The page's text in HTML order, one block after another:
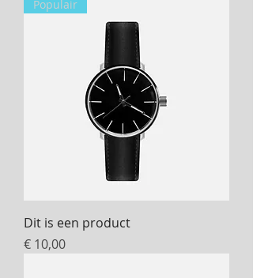
Populair
Dit is een product
Prijs
€ 10,00